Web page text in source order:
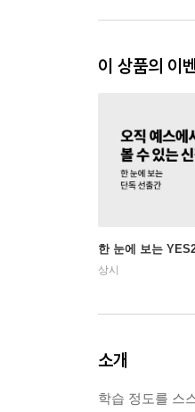
이 상품의 이
한 눈에 보는
상시
소개
학습 정도를 스